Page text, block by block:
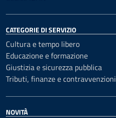
CATEGORIE DI SERVIZIO
Cultura e tempo libero
Educazione e formazione
Giustizia e sicurezza pubblica
Tributi, finanze e contravvenzioni
NOVITÀ